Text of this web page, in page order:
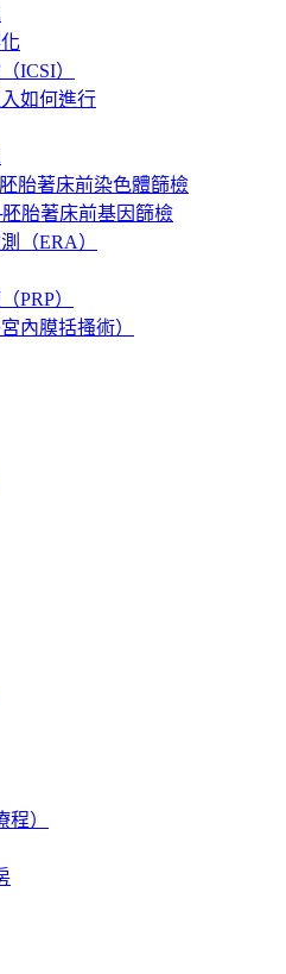
ICSI）
如何進行
胎著床前染色體篩檢
胎著床前基因篩檢
（ERA）
PRP）
內膜括搔術）
）